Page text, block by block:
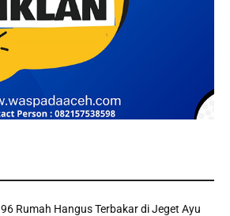
96 Rumah Hangus Terbakar di Jeget Ayu